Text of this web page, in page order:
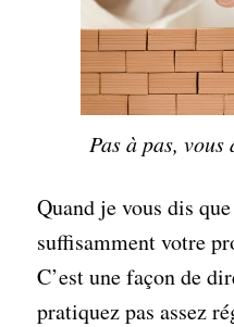
Pas à pas,
Quand je vous dis
suffisamment votre
C’est une façon de
pratiquez pas assez